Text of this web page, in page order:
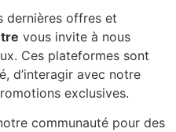
dernières offres et
vous invite à nous
Ces plateformes sont
d’interagir avec notre
exclusives.
communauté pour des